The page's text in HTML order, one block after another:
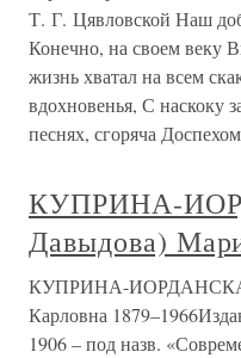
Т. Г. Цявловской Наш
Конечно, на своем веку
жизнь хватал на всем
вдохновенья, С наскоку
песнях, сгоряча
КУПРИНА-
Давыдова)
КУПРИНА-
Карловна
1906 – под назв.